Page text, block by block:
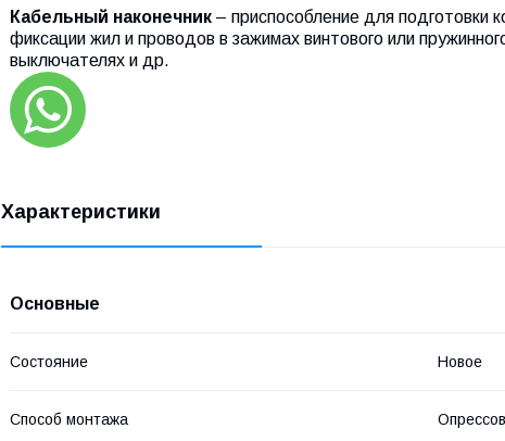
Кабельный наконечник – приспособление для подготовки
фиксации жил и проводов в зажимах винтового или
выключателях и др.
Характеристики
Основные
Состояние Новое
Способ монтажа